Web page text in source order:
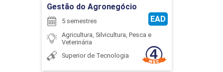
BIOLOGIA DE PARASITAS
FRANCISC HENRIQUE SILVA
Gestão do Agronegócio
EAD
5 semestres
Agricultura, Silvicultura, Pesca e
Veterinária
Superior de Tecnologia